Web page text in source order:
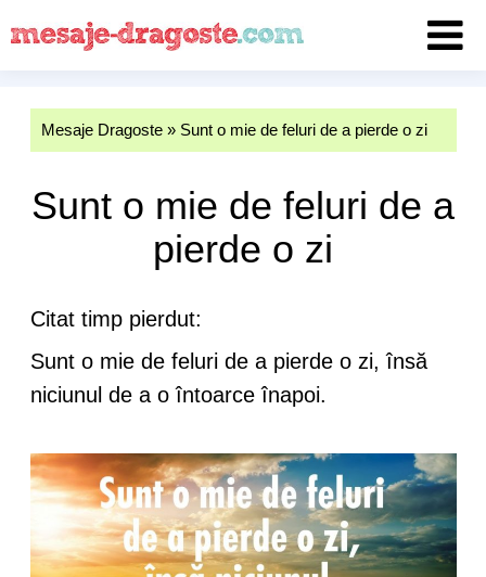
Mesaje Dragoste» Sunt o mie de feluri de a pierde o zi
Sunt o mie de feluri de a
pierde o zi
Citat timp pierdut:
Sunt o mie de feluri de a pierde o zi, însă
niciunul de a o întoarce înapoi.